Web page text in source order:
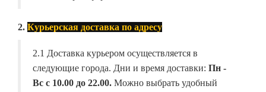
2. Курьерская доставка по адресу
2.1 Доставка курьером осуществляется в
следующие города. Дни и время доставки: Пн -
Вс с 10.00 до 22.00. Можно выбрать удобный